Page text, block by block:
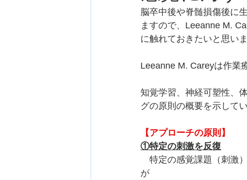
フィジカルアセスメント 仕事について
脳卒中後や脊髄損傷後に
ますので、Leeanne M.
に触れておきたいと思いま
Leeanne M. Careyは作業
知覚学習、神経可塑性、
グの原則の概要を示して
【アプローチの原則】
①特定の刺激を反復
特定の感覚課題（刺激
が